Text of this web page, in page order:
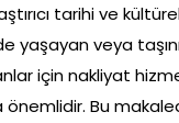
tarihi ve
yaşayan veya
için nakliyat
önemlidir. Bu